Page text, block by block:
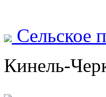
Сельское
Кинель-